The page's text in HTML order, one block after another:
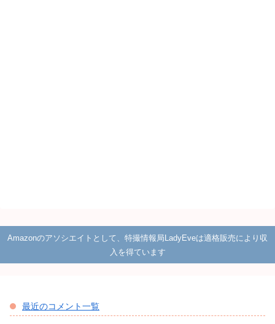
Amazonのアソシエイトとして、特撮情報局LadyEveは適格販売により収
入を得ています
最近のコメント一覧